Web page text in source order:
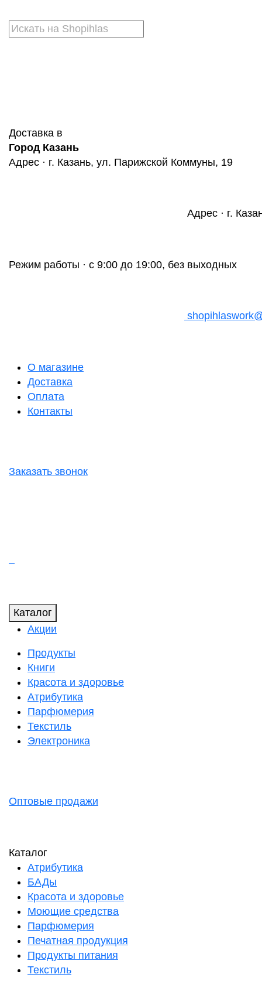
Доставка в
Город Казань
Адрес · г. Казань, ул. Парижской Коммуны, 19
Адрес · г.
Режим работы · с 9:00 до 19:00, без выходных
О магазине
Доставка
Оплата
Контакты
Заказать звонок
Каталог
Акции
Продукты
Книги
Красота и здоровье
Атрибутика
Парфюмерия
Текстиль
Электроника
Оптовые продажи
Каталог
Атрибутика
БАДы
Красота и здоровье
Моющие средства
Парфюмерия
Печатная продукция
Продукты питания
Текстиль